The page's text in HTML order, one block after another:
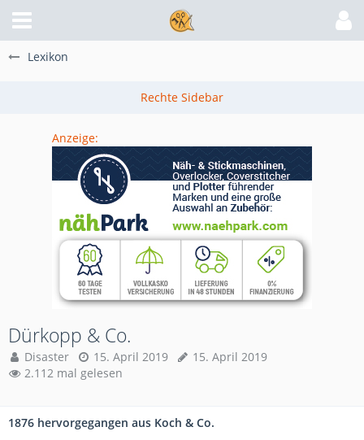
Lexikon
Anzeige:
Dürkopp & Co.
Disaster 15. April 2019
15. April 2019
2.112 mal gelesen
1876 hervorgegangen aus Koch & Co.